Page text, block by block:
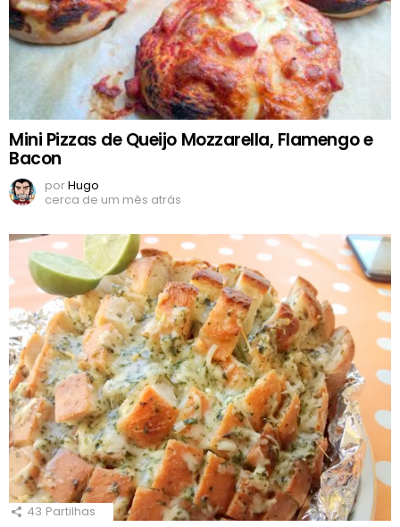
Mini Pizzas de Queijo Mozzarella, Flamengo e
Bacon
porHugo
cerca de um mês atrás
43 Partilhas